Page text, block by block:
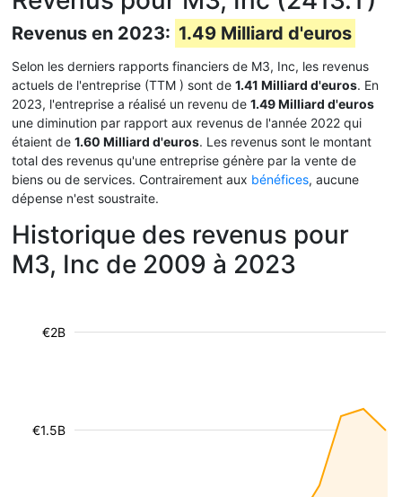
Revenus en 2023: 1.49 Milliard d'euros
Selon les derniers rapports financiers de M3, Inc, les revenus
actuels de l'entreprise (TTM ) sont de 1.41 Milliard d'euros. En
2023, l'entreprise a réalisé un revenu de 1.49 Milliard d'euros
une diminution par rapport aux revenus de l'année 2022 qui
étaient de 1.60 Milliard d'euros. Les revenus sont le montant
total des revenus qu'une entreprise génère par la vente de
biens ou de services. Contrairement aux bénéfices, aucune
dépense n'est soustraite.
Historique des revenus pour
M3, Inc de 2009 à 2023
€1.5B
€2B